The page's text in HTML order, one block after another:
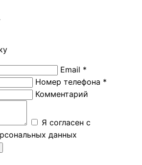
Email *
Номер телефона *
Комментарий
Я согласен с
данных